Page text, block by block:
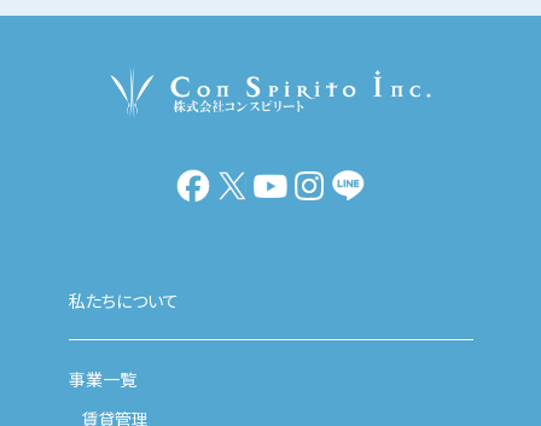
私たちについて
事業一覧
賃貸管理